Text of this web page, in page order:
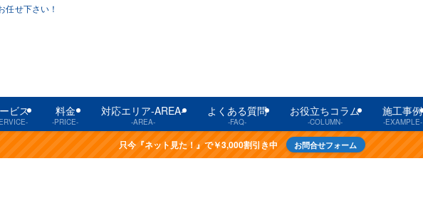
せ下さい！
ビス 料金
-PRICE-
対応エリア-AREA-
-AREA-
よくある質問
-FAQ-
お役立ちコラム
-COLUMN-
施工事例
-EXAMPLE-
只今『ネット見た！』で￥3,000割引き中 お問合せフォーム